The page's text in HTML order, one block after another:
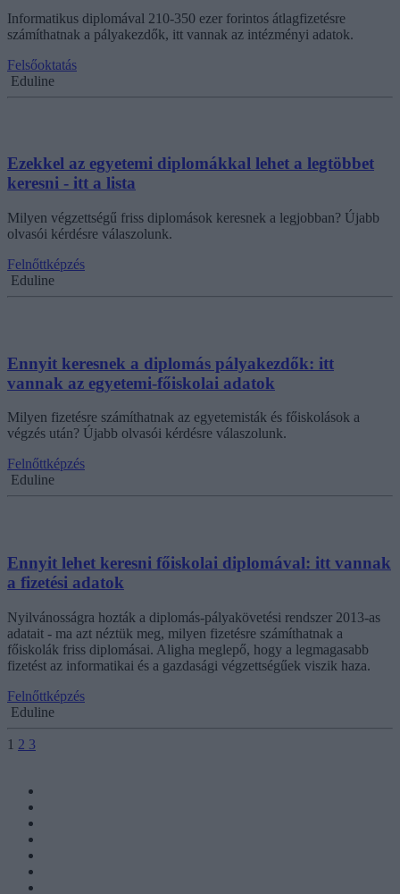
Informatikus diplomával 210-350 ezer forintos átlagfizetésre
számíthatnak a pályakezdők, itt vannak az intézményi adatok.
Felsőoktatás
Eduline
Ezekkel az egyetemi diplomákkal lehet a legtöbbet
keresni - itt a lista
Milyen végzettségű friss diplomások keresnek a legjobban? Újabb
olvasói kérdésre válaszolunk.
Felnőttképzés
Eduline
Ennyit keresnek a diplomás pályakezdők: itt
vannak az egyetemi-főiskolai adatok
Milyen fizetésre számíthatnak az egyetemisták és főiskolások a
végzés után? Újabb olvasói kérdésre válaszolunk.
Felnőttképzés
Eduline
Ennyit lehet keresni főiskolai diplomával: itt vannak
a fizetési adatok
Nyilvánosságra hozták a diplomás-pályakövetési rendszer 2013-as
adatait - ma azt néztük meg, milyen fizetésre számíthatnak a
főiskolák friss diplomásai. Aligha meglepő, hogy a legmagasabb
fizetést az informatikai és a gazdasági végzettségűek viszik haza.
Felnőttképzés
Eduline
1 2 3